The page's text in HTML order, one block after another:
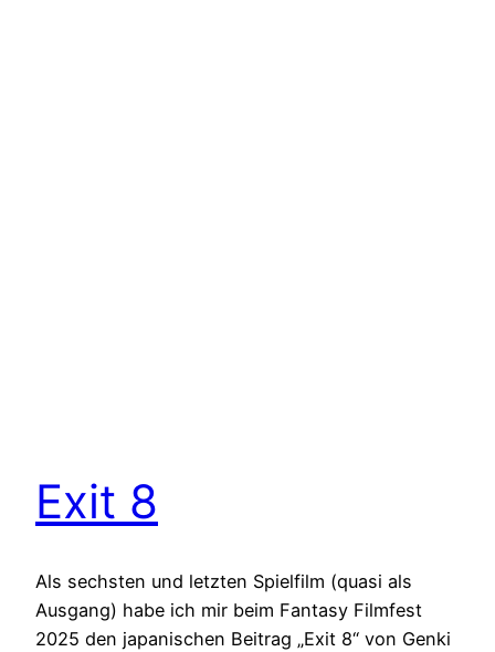
Exit 8
Als sechsten und letzten Spielfilm (quasi als
Ausgang) habe ich mir beim Fantasy Filmfest
2025 den japanischen Beitrag „Exit 8“ von Genki